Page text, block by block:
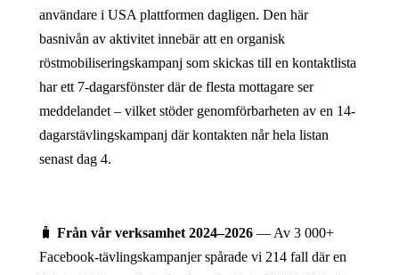
användare i USA plattformen dagligen. Den här
basnivån av aktivitet innebär att en organisk
röstmobiliseringskampanj som skickas till en kontaktlista
har ett 7-dagarsfönster där de flesta mottagare ser
meddelandet – vilket stöder genomförbarheten av en 14-
dagarstävlingskampanj där kontakten når hela listan
senast dag 4.
🧳 Från vår verksamhet 2024–2026 — Av 3 000+
Facebook-tävlingskampanjer spårade vi 214 fall där en